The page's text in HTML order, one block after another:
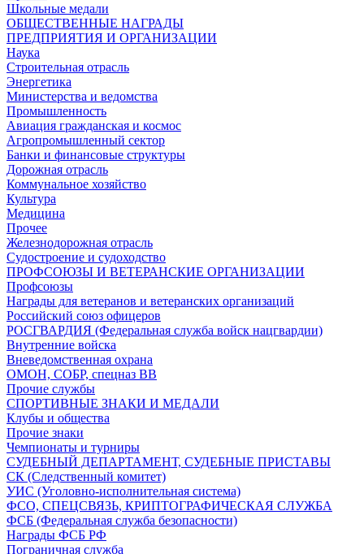
Школьные медали
ОБЩЕСТВЕННЫЕ НАГРАДЫ
ПРЕДПРИЯТИЯ И ОРГАНИЗАЦИИ
Наука
Строительная отрасль
Энергетика
Министерства и ведомства
Промышленность
Авиация гражданская и космос
Агропромышленный сектор
Банки и финансовые структуры
Дорожная отрасль
Коммунальное хозяйство
Культура
Медицина
Прочее
Железнодорожная отрасль
Судостроение и судоходство
ПРОФСОЮЗЫ И ВЕТЕРАНСКИЕ ОРГАНИЗАЦИИ
Профсоюзы
Награды для ветеранов и ветеранских организаций
Российский союз офицеров
РОСГВАРДИЯ (Федеральная служба войск нацгвардии)
Внутренние войска
Вневедомственная охрана
ОМОН, СОБР, спецназ ВВ
Прочие службы
СПОРТИВНЫЕ ЗНАКИ И МЕДАЛИ
Клубы и общества
Прочие знаки
Чемпионаты и турниры
СУДЕБНЫЙ ДЕПАРТАМЕНТ, СУДЕБНЫЕ ПРИСТАВЫ
СК (Следственный комитет)
УИС (Уголовно-исполнительная система)
ФСО, СПЕЦСВЯЗЬ, КРИПТОГРАФИЧЕСКАЯ СЛУЖБА
ФСБ (Федеральная служба безопасности)
Награды ФСБ РФ
Пограничная служба